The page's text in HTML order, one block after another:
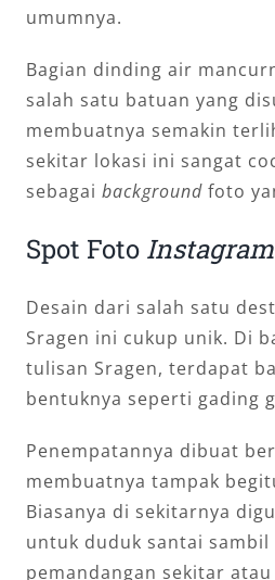
umumnya.
Bagian dinding air
salah satu batuan yang
membuatnya semakin
sekitar lokasi ini sangat
sebagai background foto
Spot Foto
Desain dari salah satu
Sragen ini cukup unik. Di
tulisan Sragen, terdapat
bentuknya seperti gading
Penempatannya dibuat
membuatnya tampak
Biasanya di sekitarnya
untuk duduk santai sambil
pemandangan sekitar